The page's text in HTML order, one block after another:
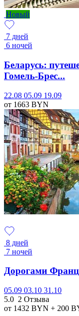
Новый
7 дней
6 ночей
Беларусь:
Гомель-Брес...
22.08 05.09 19.09
от 1663 BYN
8 дней
7 ночей
Дорогами
05.09 03.10 31.10
5.0 2 Отзыва
от 1432 BYN + 200